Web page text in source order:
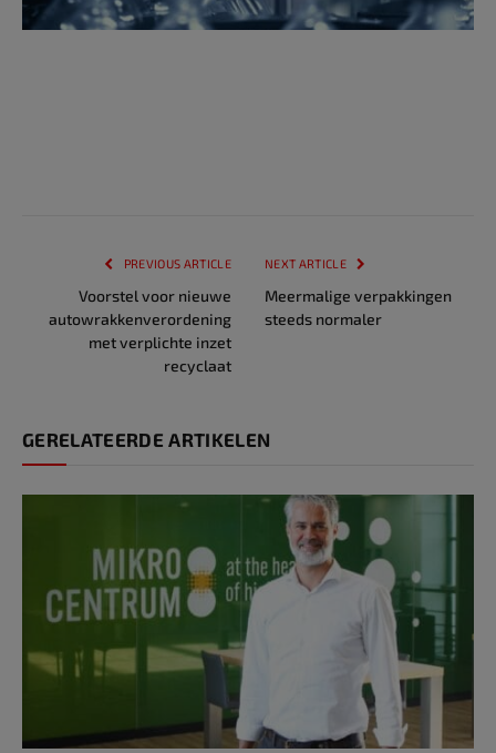
PREVIOUS ARTICLE
Voorstel voor nieuwe
autowrakkenverordening
met verplichte inzet
recyclaat
NEXT ARTICLE
Meermalige verpakkingen
steeds normaler
GERELATEERDE ARTIKELEN